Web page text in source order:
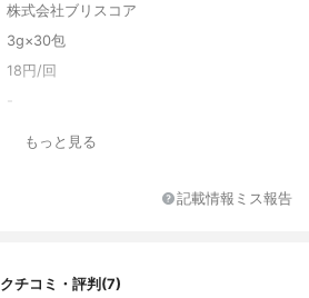
株式会社ブリスコア
3g×30包
18円/回
ベリーMIXパウダー（アガベイヌリン、赤ワ
もっと見る
記載情報ミス報告
クチコミ・評判(7)